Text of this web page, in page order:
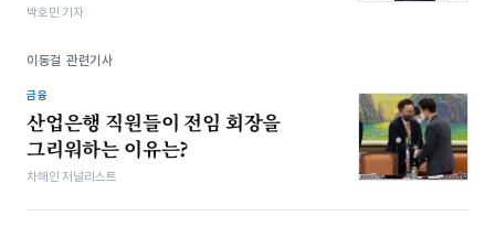
박호민 기자
이동걸 관련기사
금융
산업은행 직원들이 전임 회장을
그리워하는 이유는?
차해인 저널리스트